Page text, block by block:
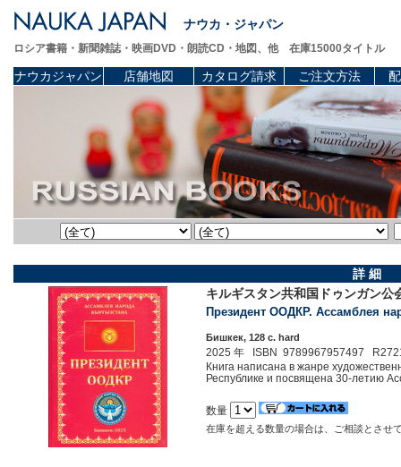
ナウカ・ジャパン
ロシア書籍・新聞雑誌・映画DVD・朗読CD・地図、他 在庫15000タイトル
ナウカジャパン 店舗地図 カタログ請求 ご注文方法
詳 細
キルギスタン共和国ドゥンガン
Президент ООДКР. Ассамблея
Бишкек, 128 c. hard
2025 年 ISBN 9789967957497
Книга написана в жанре
Республике и посвящена 30-летию
数量
在庫を超える数量の場合は、ご相談とさせ